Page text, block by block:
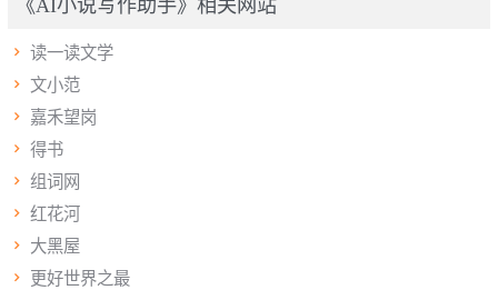
《AI小说写作助手》相关网站
 读一读文学
 文小范
 嘉禾望岗
 得书
 组词网
 红花河
 大黑屋
 更好世界之最